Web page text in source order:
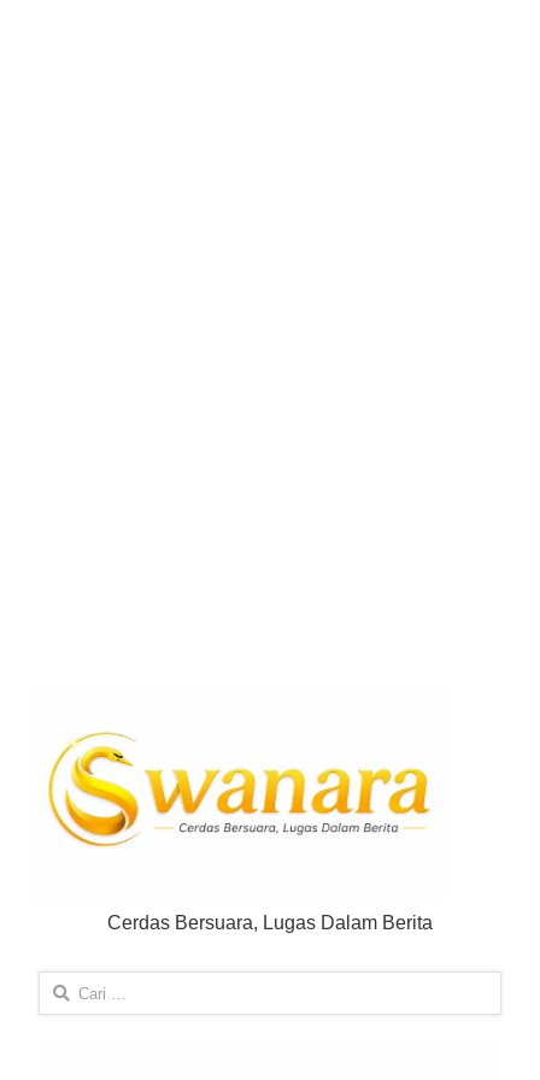
Cerdas Bersuara, Lugas Dalam Berita
Cari